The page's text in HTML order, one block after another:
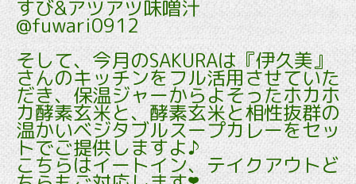
すび&アツアツ味噌汁
@fuwari0912
そして、今月のSAKURAは『伊久美』
さんのキッチンをフル活用させていた
だき、保温ジャーからよそったホカホ
カ酵素玄米と、酵素玄米と相性抜群の
温かいベジタブルスープカレーをセッ
トでご提供しますよ♪
こちらはイートイン、テイクアウトど